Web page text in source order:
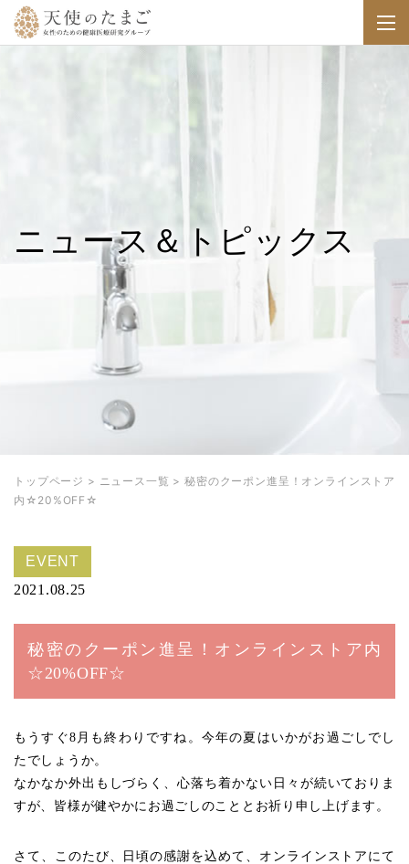
ニュース＆トピックス
トップページ > ニュース一覧 > 秘密のクーポン進呈！オンラインストア
内☆20%OFF☆
EVENT
2021.08.25
秘密のクーポン進呈！オンラインストア内
☆20%OFF☆
もうすぐ8月も終わりですね。今年の夏はいかがお過ごしでし
たでしょうか。
なかなか外出もしづらく、心落ち着かない日々が続いておりま
すが、皆様が健やかにお過ごしのこととお祈り申し上げます。
さて、このたび、日頃の感謝を込めて、オンラインストアにて